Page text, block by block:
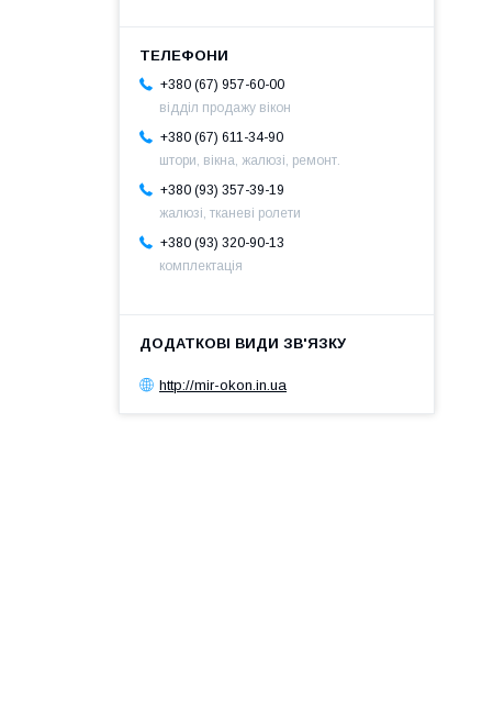
+380 (67) 957-60-00
відділ продажу вікон
+380 (67) 611-34-90
штори, вікна, жалюзі, ремонт.
+380 (93) 357-39-19
жалюзі, тканеві ролети
+380 (93) 320-90-13
комплектація
http://mir-okon.in.ua